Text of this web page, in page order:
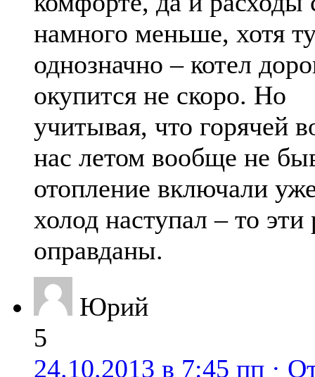
намного меньше, хотя
однозначно – котел
окупится не скоро. Но
учитывая, что горячей
нас летом вообще не
отопление включали
холод наступал – то эти
оправданы.
Юрий
5
24.10.2013 в 7:45 пп ·